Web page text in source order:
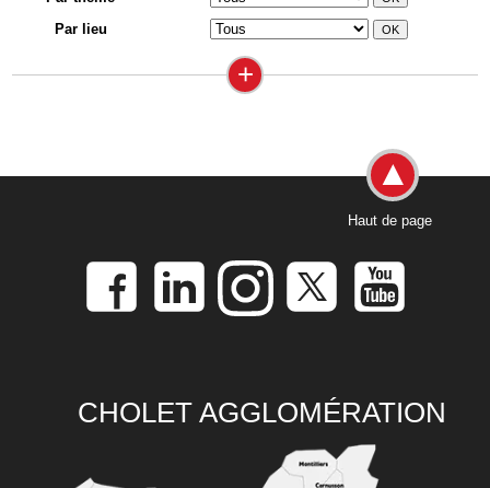
Par lieu
+
Haut de page
CHOLET AGGLOMÉRATION